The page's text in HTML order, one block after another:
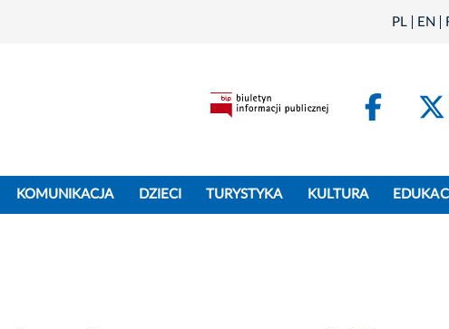
PL EN
KOMUNIKACJA DZIECI TURYSTYKA KULTURA